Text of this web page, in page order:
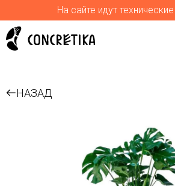
На сайте идут
НАЗАД